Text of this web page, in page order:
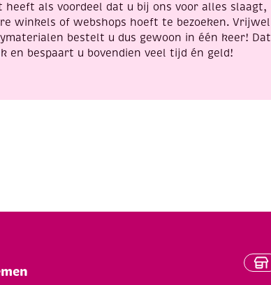
heeft als voordeel dat u bij ons voor alles slaagt,
winkels of webshops hoeft te bezoeken. Vrijwel
bestelt u dus gewoon in één keer! Dat
en bespaart u bovendien veel tijd én geld!